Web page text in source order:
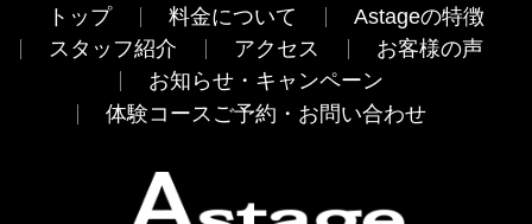
トップ 料金について
Astageの特徴
スタッフ紹介
アクセス
お客様の声
お知らせ・キャンペーン
体験コースご予約・お問い合わせ